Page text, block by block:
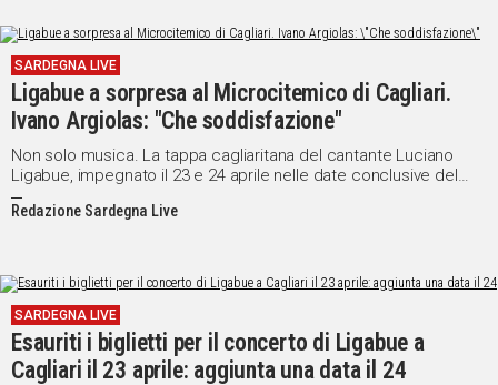
SARDEGNA LIVE
Ligabue a sorpresa al Microcitemico di Cagliari.
Ivano Argiolas: "Che soddisfazione"
Non solo musica. La tappa cagliaritana del cantante Luciano
Ligabue, impegnato il 23 e 24 aprile nelle date conclusive del
suo "Mondovisione" Tour, ha regalato un sorriso di gioia anche ai
pazienti dell'Ospedale Microcitemico di Cagliari che, a sorpresa,
Redazione Sardegna Live
SARDEGNA LIVE
Esauriti i biglietti per il concerto di Ligabue a
Cagliari il 23 aprile: aggiunta una data il 24